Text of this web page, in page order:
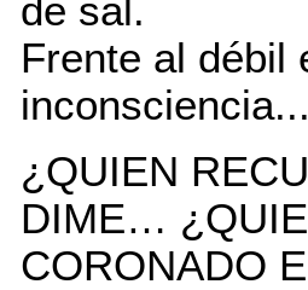
de sal.
Frente al débil
¿QUIEN
DIME…
CORONADO